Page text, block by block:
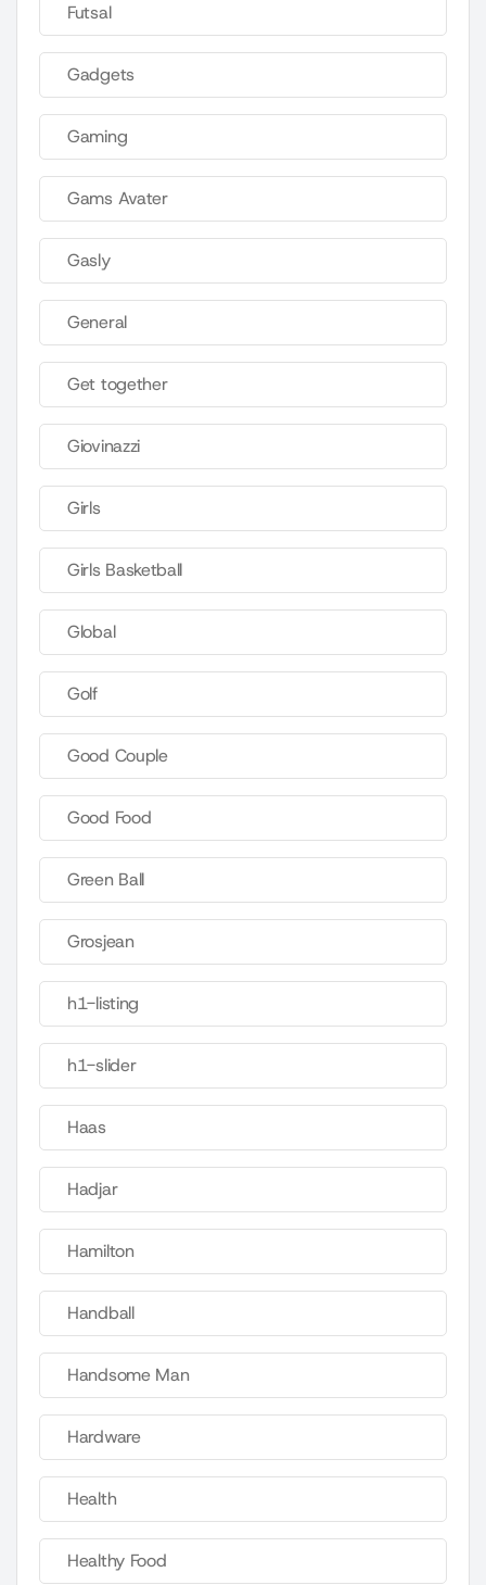
Futsal
Gadgets
Gaming
Gams Avater
Gasly
General
Get together
Giovinazzi
Girls
Girls Basketball
Global
Golf
Good Couple
Good Food
Green Ball
Grosjean
h1-listing
h1-slider
Haas
Hadjar
Hamilton
Handball
Handsome Man
Hardware
Health
Healthy Food